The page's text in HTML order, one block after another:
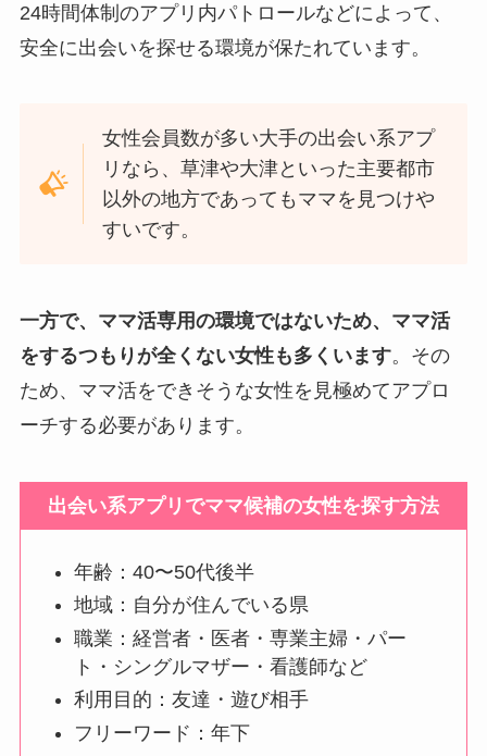
24時間体制のアプリ内パトロールなどによって、
安全に出会いを探せる環境が保たれています。
女性会員数が多い大手の出会い系アプ
リなら、草津や大津といった主要都市
以外の地方であってもママを見つけや
すいです。
一方で、ママ活専用の環境ではないため、ママ活
をするつもりが全くない女性も多くいます。その
ため、ママ活をできそうな女性を見極めてアプロ
ーチする必要があります。
出会い系アプリでママ候補の女性を探す方法
年齢：40〜50代後半
地域：自分が住んでいる県
職業：経営者・医者・専業主婦・パー
ト・シングルマザー・看護師など
利用目的：友達・遊び相手
フリーワード：年下